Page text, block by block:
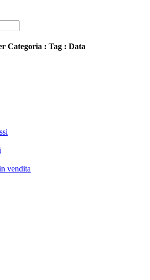
Categoria : Tag : Data
vendita